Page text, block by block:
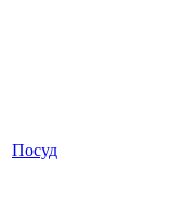
Посуд